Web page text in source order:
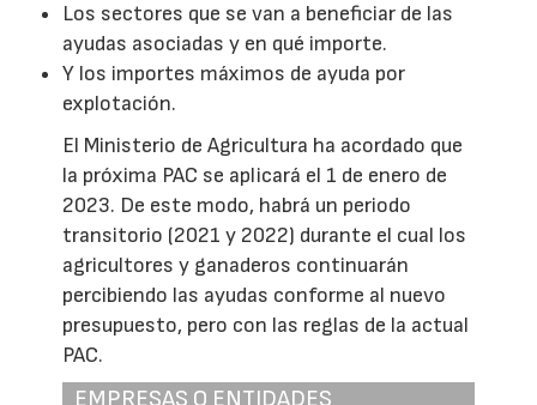
Los sectores que se van a beneficiar de las
ayudas asociadas y en qué importe.
Y los importes máximos de ayuda por
explotación.
El Ministerio de Agricultura ha acordado que
la próxima PAC se aplicará el 1 de enero de
2023. De este modo, habrá un periodo
transitorio (2021 y 2022) durante el cual los
agricultores y ganaderos continuarán
percibiendo las ayudas conforme al nuevo
presupuesto, pero con las reglas de la actual
PAC.
EMPRESAS O ENTIDADES